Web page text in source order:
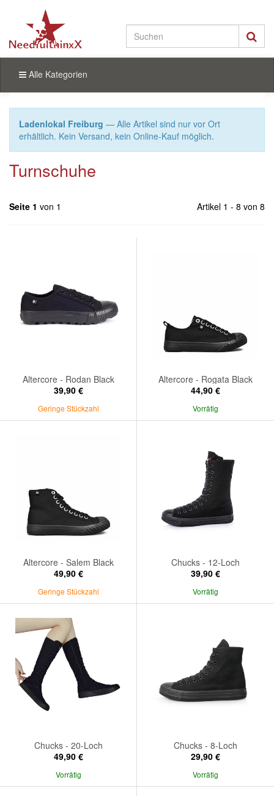
Alle Kategorien
Ladenlokal Freiburg — Alle Artikel sind nur vor Ort
erhältlich. Kein Versand, kein Online-Kauf möglich.
Turnschuhe
Seite 1 von 1 Artikel 1 - 8 von 8
Altercore - Rodan Black
39,90 €
Geringe Stückzahl
Altercore - Rogata Black
44,90 €
Vorrätig
Altercore - Salem Black
49,90 €
Geringe Stückzahl
Chucks - 12-Loch
39,90 €
Vorrätig
Chucks - 20-Loch
49,90 €
Vorrätig
Chucks - 8-Loch
29,90 €
Vorrätig